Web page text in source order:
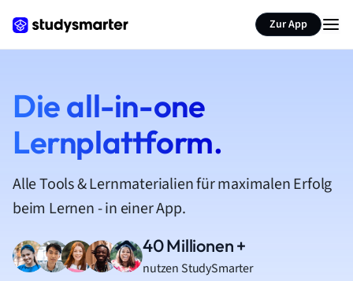
Zur App
Die all-in-one
Lernplattform.
Alle Tools & Lernmaterialien für maximalen Erfolg
beim Lernen - in einer App.
40 Millionen +
nutzen StudySmarter